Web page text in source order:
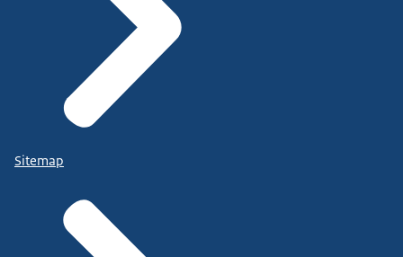
Sitemap